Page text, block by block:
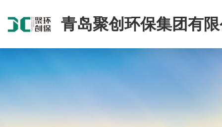
青岛聚创环保集团有